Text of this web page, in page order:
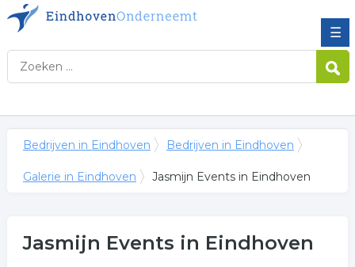
☰
Bedrijven in Eindhoven Bedrijven in Eindhoven
Galerie in Eindhoven Jasmijn Events in Eindhoven
Jasmijn Events in Eindhoven